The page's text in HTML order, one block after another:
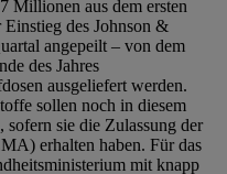
Millionen aus dem ersten
des Johnson &
angepeilt – von dem
des Jahres
ausgeliefert werden.
sollen noch in diesem
sie die Zulassung der
erhalten haben. Für das
mit knapp